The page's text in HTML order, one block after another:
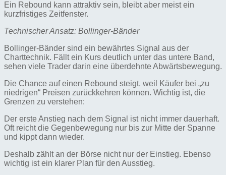
Ein Rebound kann attraktiv sein, bleibt aber meist ein
kurzfristiges Zeitfenster.
Technischer Ansatz: Bollinger-Bänder
Bollinger-Bänder sind ein bewährtes Signal aus der
Charttechnik. Fällt ein Kurs deutlich unter das untere Band,
sehen viele Trader darin eine überdehnte Abwärtsbewegung.
Die Chance auf einen Rebound steigt, weil Käufer bei „zu
niedrigen“ Preisen zurückkehren können. Wichtig ist, die
Grenzen zu verstehen:
Der erste Anstieg nach dem Signal ist nicht immer dauerhaft.
Oft reicht die Gegenbewegung nur bis zur Mitte der Spanne
und kippt dann wieder.
Deshalb zählt an der Börse nicht nur der Einstieg. Ebenso
wichtig ist ein klarer Plan für den Ausstieg.